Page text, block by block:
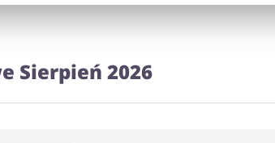
Sierpień 2026